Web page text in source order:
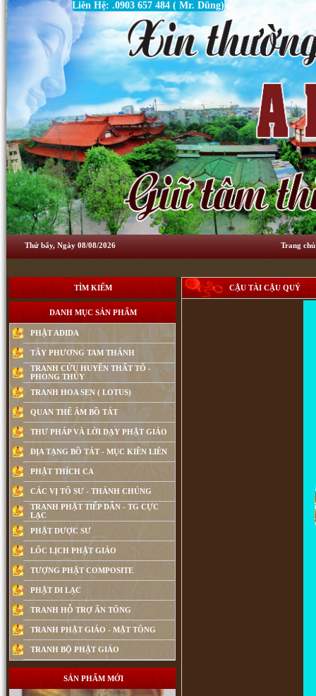
Liên Hệ: .0903 657 484 ( Mr. Dũng)
Thứ bẩy, Ngày 08/08/2026 Trang chủ
TÌM KIẾM
DANH MỤC SẢN PHẨM
PHẬT ADIDA
TÂY PHƯƠNG TAM THÁNH
TRANH CỬU HUYỀN THẤT TỔ -
PHONG THỦY
TRANH HOA SEN ( LOTUS)
QUAN THẾ ÂM BỒ TÁT
THƯ PHÁP VÀ LỜI DẠY PHẬT GIÁO
ĐỊA TẠNG BỒ TÁT - MỤC KIỀN LIÊN
PHẬT THÍCH CA
CÁC VỊ TỔ SƯ - THÁNH CHÚNG
TRANH PHẬT TIẾP DẪN - TG CỰC
LẠC
PHẬT DƯỢC SƯ
LỐC LỊCH PHẬT GIÁO
TƯỢNG PHẬT COMPOSITE
PHẬT DI LẠC
TRANH HỖ TRỢ ẤN TỐNG
TRANH PHẬT GIÁO - MẬT TÔNG
TRANH BỘ PHẬT GIÁO
SẢN PHẨM MỚI
Lịch Sử Phật Thích Ca Mâu Ni Phật (1397)
CẬU TÀI CẬU QUÝ